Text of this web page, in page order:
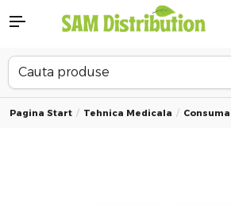
Pagina Start Tehnica Medicala